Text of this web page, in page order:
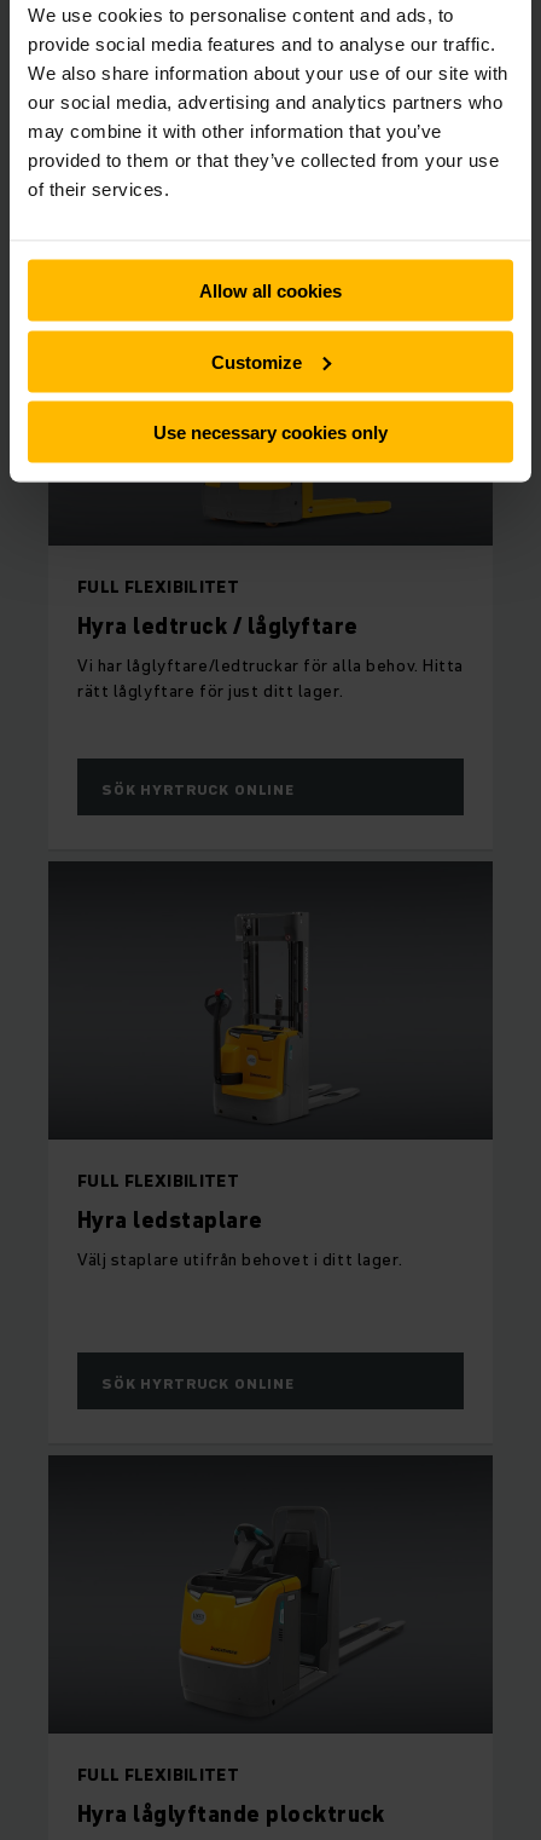
We use cookies to personalise content and ads, to
provide social media features and to analyse our traffic.
We also share information about your use of our site with
our social media, advertising and analytics partners who
may combine it with other information that you’ve
provided to them or that they’ve collected from your use
of their services.
Allow all cookies
Customize
Use necessary cookies only
innefattar allt från eldrivna pallyftare till skjutstativtruckar
och motviktstruckar. Du kan hyra truck av oss från bara 1 dag
och så länge du vill med flexibla hyresvillkor.
Här kan du välja vilken truck du vill
FULL FLEXIBILITET
Hyra ledtruck / låglyftare
Vi har låglyftare/ledtruckar för alla behov. Hitta
rätt låglyftare för just ditt lager.
SÖK HYRTRUCK ONLINE
FULL FLEXIBILITET
Hyra ledstaplare
Välj staplare utifrån behovet i ditt lager.
SÖK HYRTRUCK ONLINE
FULL FLEXIBILITET
Hyra låglyftande plocktruck